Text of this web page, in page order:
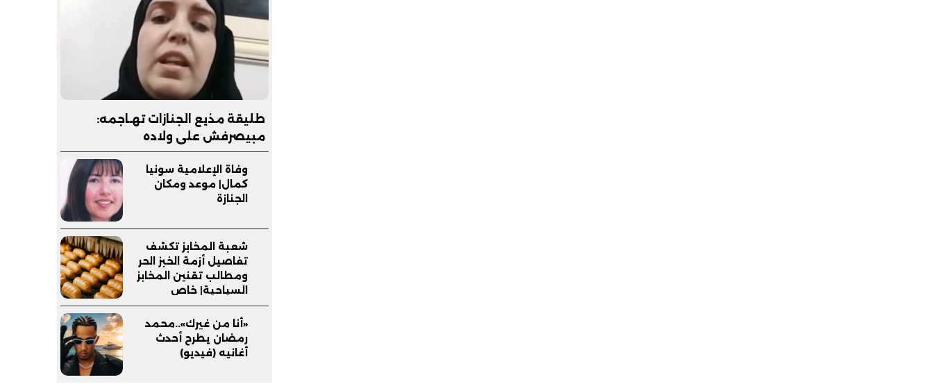
طليقة مذيع الجنازات تهـاجمه:
مبيصرفش على ولاده
وفاة الإعلامية سونيا
كمال| موعد ومكان
الجنازة
شعبة المخابز تكشف
تفاصيل أزمة الخبز الحر
ومطالب تقنين المخابز
السياحية| خاص
«أنا من غيرك»..محمد
رمضان يطرح أحدث
أغانيه (فيديو)